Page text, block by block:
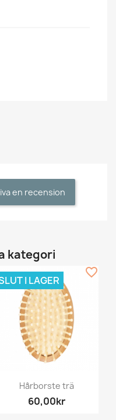
en recension
kategori
Hårborste trä
60,00kr
I LAGER
favorite_border